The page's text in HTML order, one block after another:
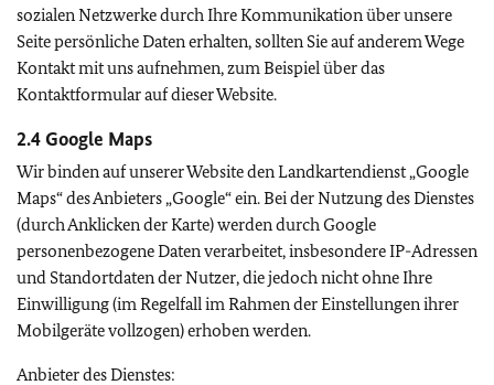
sozialen Netzwerke durch Ihre Kommunikation über unsere
Seite persönliche Daten erhalten, sollten Sie auf anderem Wege
Kontakt mit uns aufnehmen, zum Beispiel über das
Kontaktformular auf dieser Website.
2.4Google Maps
Wir binden auf unserer Website den Landkartendienst „Google
Maps“ des Anbieters „Google“ ein. Bei der Nutzung des Dienstes
(durch Anklicken der Karte) werden durchGoogle
personenbezogene Daten verarbeitet, insbesondere IP-Adressen
und Standortdaten der Nutzer, die jedoch nicht ohne Ihre
Einwilligung (im Regelfall im Rahmen der Einstellungen ihrer
Mobilgeräte vollzogen) erhoben werden.
Anbieter des Dienstes: